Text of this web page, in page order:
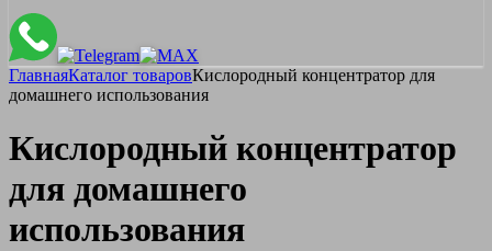
ГлавнаяКаталог товаровКислородный концентратор для
домашнего использования
Кислородный концентратор
для домашнего
использования